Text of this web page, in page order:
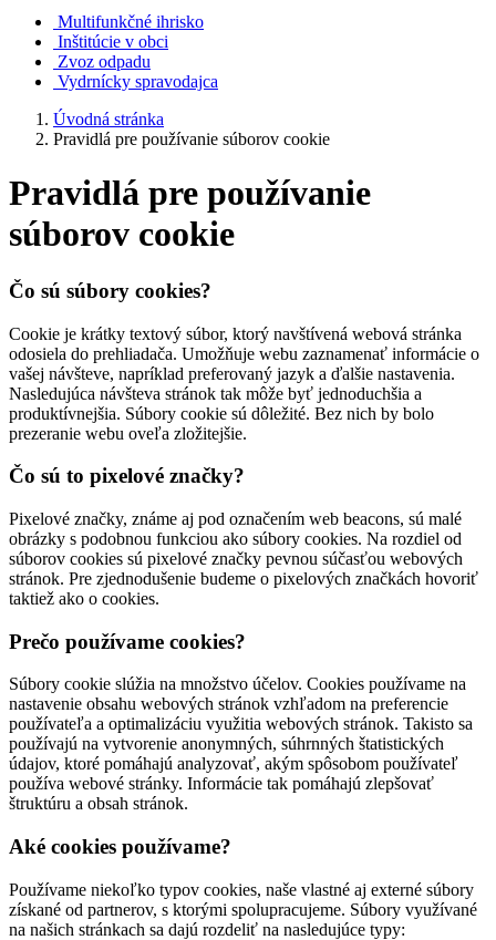
Multifunkčné ihrisko
Inštitúcie v obci
Zvoz odpadu
Vydrnícky spravodajca
Úvodná stránka
Pravidlá pre používanie súborov cookie
Pravidlá pre používanie
súborov cookie
Čo sú súbory cookies?
Cookie je krátky textový súbor, ktorý navštívená webová stránka
odosiela do prehliadača. Umožňuje webu zaznamenať informácie o
vašej návšteve, napríklad preferovaný jazyk a ďalšie nastavenia.
Nasledujúca návšteva stránok tak môže byť jednoduchšia a
produktívnejšia. Súbory cookie sú dôležité. Bez nich by bolo
prezeranie webu oveľa zložitejšie.
Čo sú to pixelové značky?
Pixelové značky, známe aj pod označením web beacons, sú malé
obrázky s podobnou funkciou ako súbory cookies. Na rozdiel od
súborov cookies sú pixelové značky pevnou súčasťou webových
stránok. Pre zjednodušenie budeme o pixelových značkách hovoriť
taktiež ako o cookies.
Prečo používame cookies?
Súbory cookie slúžia na množstvo účelov. Cookies používame na
nastavenie obsahu webových stránok vzhľadom na preferencie
používateľa a optimalizáciu využitia webových stránok. Takisto sa
používajú na vytvorenie anonymných, súhrnných štatistických
údajov, ktoré pomáhajú analyzovať, akým spôsobom používateľ
používa webové stránky. Informácie tak pomáhajú zlepšovať
štruktúru a obsah stránok.
Aké cookies používame?
Používame niekoľko typov cookies, naše vlastné aj externé súbory
získané od partnerov, s ktorými spolupracujeme. Súbory využívané
na našich stránkach sa dajú rozdeliť na nasledujúce typy: